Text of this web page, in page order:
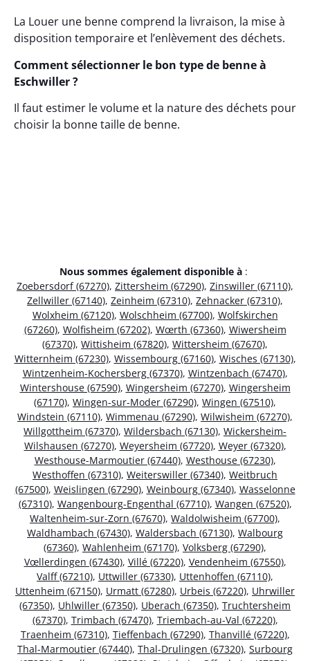
La Louer une benne comprend la livraison, la mise à
disposition temporaire et l’enlèvement des déchets.
Comment sélectionner le bon type de benne à
Eschwiller ?
Il faut estimer le volume et la nature des déchets pour
choisir la bonne taille de benne.
Nous sommes également disponible à :
Zoebersdorf (67270), Zittersheim (67290), Zinswiller (67110),
Zellwiller (67140), Zeinheim (67310), Zehnacker (67310),
Wolxheim (67120), Wolschheim (67700), Wolfskirchen
(67260), Wolfisheim (67202), Wœrth (67360), Wiwersheim
(67370), Wittisheim (67820), Wittersheim (67670),
Witternheim (67230), Wissembourg (67160), Wisches (67130),
Wintzenheim-Kochersberg (67370), Wintzenbach (67470),
Wintershouse (67590), Wingersheim (67270), Wingersheim
(67170), Wingen-sur-Moder (67290), Wingen (67510),
Windstein (67110), Wimmenau (67290), Wilwisheim (67270),
Willgottheim (67370), Wildersbach (67130), Wickersheim-
Wilshausen (67270), Weyersheim (67720), Weyer (67320),
Westhouse-Marmoutier (67440), Westhouse (67230),
Westhoffen (67310), Weiterswiller (67340), Weitbruch
(67500), Weislingen (67290), Weinbourg (67340), Wasselonne
(67310), Wangenbourg-Engenthal (67710), Wangen (67520),
Waltenheim-sur-Zorn (67670), Waldolwisheim (67700),
Waldhambach (67430), Waldersbach (67130), Walbourg
(67360), Wahlenheim (67170), Volksberg (67290),
Vœllerdingen (67430), Villé (67220), Vendenheim (67550),
Valff (67210), Uttwiller (67330), Uttenhoffen (67110),
Uttenheim (67150), Urmatt (67280), Urbeis (67220), Uhrwiller
(67350), Uhlwiller (67350), Uberach (67350), Truchtersheim
(67370), Trimbach (67470), Triembach-au-Val (67220),
Traenheim (67310), Tieffenbach (67290), Thanvillé (67220),
Thal-Marmoutier (67440), Thal-Drulingen (67320), Surbourg